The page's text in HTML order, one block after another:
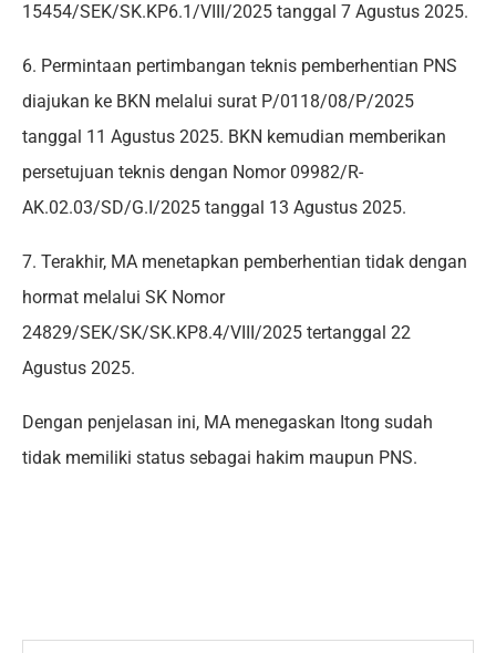
15454/SEK/SK.KP6.1/VIII/2025 tanggal 7 Agustus 2025.
6. Permintaan pertimbangan teknis pemberhentian PNS
diajukan ke BKN melalui surat P/0118/08/P/2025
tanggal 11 Agustus 2025. BKN kemudian memberikan
persetujuan teknis dengan Nomor 09982/R-
AK.02.03/SD/G.I/2025 tanggal 13 Agustus 2025.
7. Terakhir, MA menetapkan pemberhentian tidak dengan
hormat melalui SK Nomor
24829/SEK/SK/SK.KP8.4/VIII/2025 tertanggal 22
Agustus 2025.
Dengan penjelasan ini, MA menegaskan Itong sudah
tidak memiliki status sebagai hakim maupun PNS.